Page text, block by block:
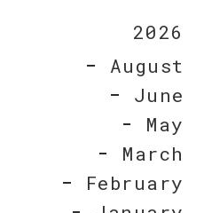
2026
August
June
May
March
February